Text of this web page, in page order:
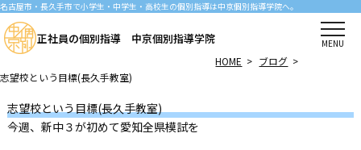
名古屋市・長久手市で小学生・中学生・高校生の個別指導は中京個別指導学院へ。
正社員の個別指導 中京個別指導学院 MENU
HOME > ブログ >
志望校という目標(長久手教室)
志望校という目標(長久手教室)
今週、新中３が初めて愛知全県模試を